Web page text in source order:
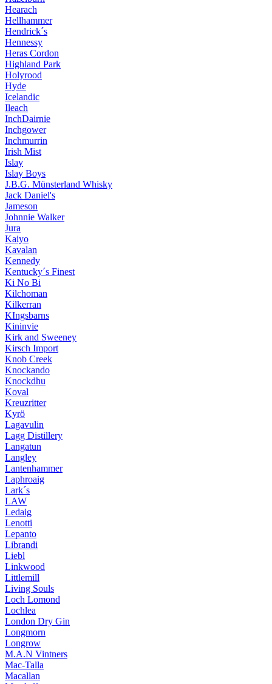
Hearach
Hellhammer
Hendrick´s
Hennessy
Heras Cordon
Highland Park
Holyrood
Hyde
Icelandic
Ileach
InchDairnie
Inchgower
Inchmurrin
Irish Mist
Islay
Islay Boys
J.B.G. Münsterland Whisky
Jack Daniel's
Jameson
Johnnie Walker
Jura
Kaiyo
Kavalan
Kennedy
Kentucky´s Finest
Ki No Bi
Kilchoman
Kilkerran
KIngsbarns
Kininvie
Kirk and Sweeney
Kirsch Import
Knob Creek
Knockando
Knockdhu
Koval
Kreuzritter
Kyrö
Lagavulin
Lagg Distillery
Langatun
Langley
Lantenhammer
Laphroaig
Lark´s
LAW
Ledaig
Lenotti
Lepanto
Librandi
Liebl
Linkwood
Littlemill
Living Souls
Loch Lomond
Lochlea
London Dry Gin
Longmorn
Longrow
M.A.N Vintners
Mac-Talla
Macallan